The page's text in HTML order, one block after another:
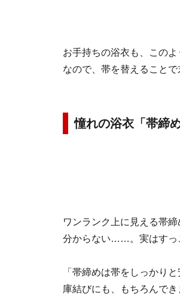
お手持ちの浴衣も、この
なので、帯を替えることで
憧れの浴衣「帯締
ワンランク上に見える帯
分からない……。実はすっ
「帯締めは帯をしっかり
庫結びにも、もちろんでき